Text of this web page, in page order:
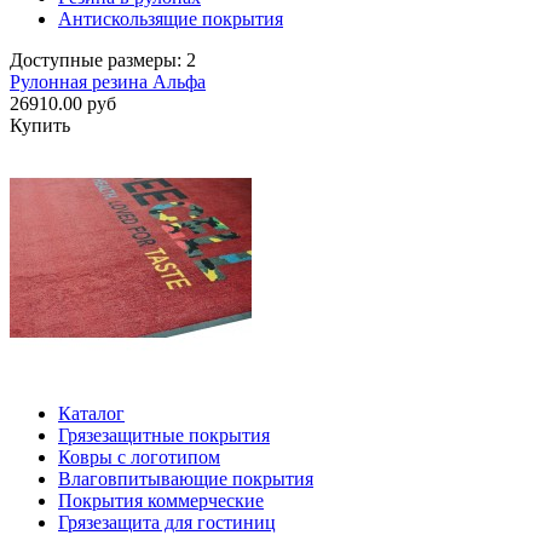
Антискользящие покрытия
Доступные размеры: 2
Рулонная резина Альфа
26910.00 руб
Купить
Каталог
Грязезащитные покрытия
Ковры с логотипом
Влаговпитывающие покрытия
Покрытия коммерческие
Грязезащита для гостиниц